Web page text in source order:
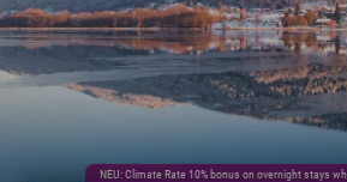
NEU: Climate Rate 10% bonus on overnight stays